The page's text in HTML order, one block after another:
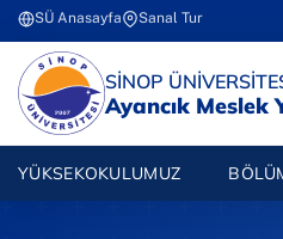
İçeriğe
atla
SÜ Anasayfa
(yeni sekmede açılır)
Sanal Tur
(yeni sekmede açılır)
SİNOP
Ayancık Meslek
YÜKSEKOKULUMUZ